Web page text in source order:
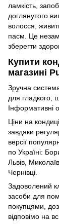
ламкість,
доглянутого
волосся,
пасм. Це
зберегти
Купити
магазині
Зручна
для гладкого,
Інформативні
Ціни на
завдяки
версії
по Україні:
Львів,
Чернівці.
Задоволений
засоби для
покупцями,
відповімо на